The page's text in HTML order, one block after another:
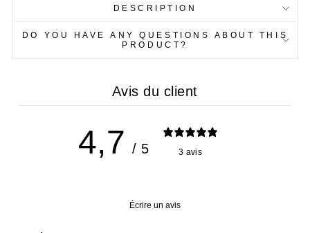
DESCRIPTION
DO YOU HAVE ANY QUESTIONS ABOUT THIS
PRODUCT?
Avis du client
4,7 / 5 3 avis
Écrire un avis